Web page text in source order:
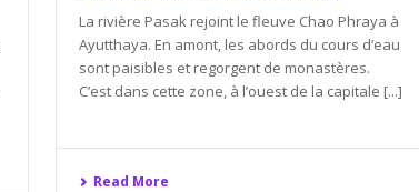
La rivière Pasak rejoint le fleuve Chao Phraya à
Ayutthaya. En amont, les abords du cours d’eau
sont paisibles et regorgent de monastères.
C’est dans cette zone, à l’ouest de la capitale [...]
Read More